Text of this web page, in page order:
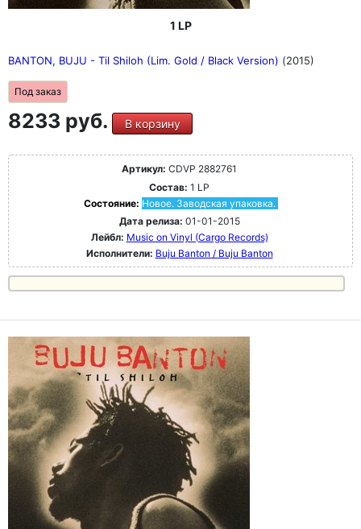
1 LP
BANTON, BUJU - Til Shiloh (Lim. Gold / Black Version) (2015)
Под заказ
8233 руб. В корзину
Артикул: CDVP 2882761
Состав: 1 LP
Состояние: Новое. Заводская упаковка.
Дата релиза: 01-01-2015
Лейбл: Music on Vinyl (Cargo Records)
Исполнители: Buju Banton / Buju Banton